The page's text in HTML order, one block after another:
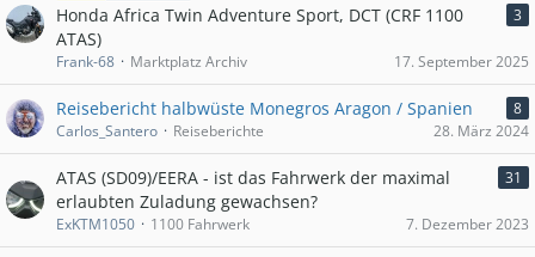
Honda Africa Twin Adventure Sport, DCT (CRF 1100
ATAS)
3
Frank-68 Marktplatz Archiv 17. September 2025
Reisebericht halbwüste Monegros Aragon / Spanien
8
Carlos_Santero
Reiseberichte 28. März 2024
ATAS (SD09)/EERA - ist das Fahrwerk der maximal
erlaubten Zuladung gewachsen?
31
ExKTM1050 1100 Fahrwerk 7. Dezember 2023